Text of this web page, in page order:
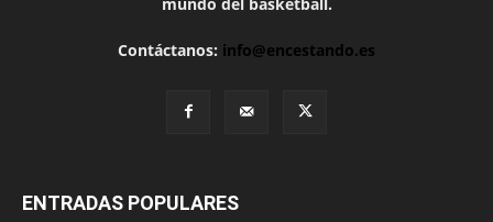
Contáctanos: info@encestando.es
ENTRADAS POPULARES